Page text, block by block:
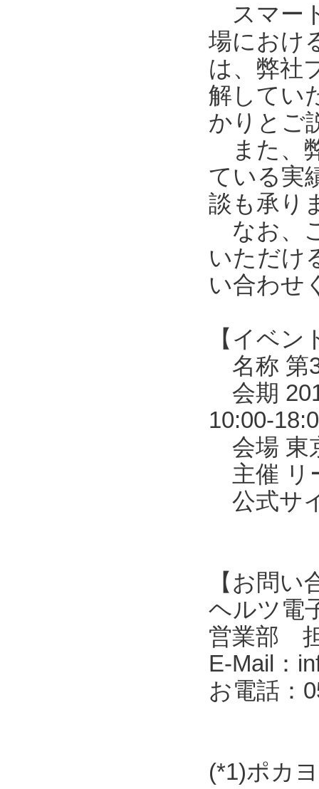
スマー
場におけ
は、弊社
解してい
かりとご
また、
ている実
談も承り
なお、
いただけ
い合わせ
【イベン
名称 第
会期
10:00-
会場 東
主催 リ
公式サ
【お問い
ヘルツ電
営業部
E-Mail：
お電話：
(*1)ポカ